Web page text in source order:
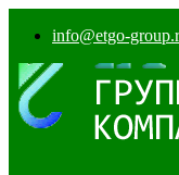
info@etgo-